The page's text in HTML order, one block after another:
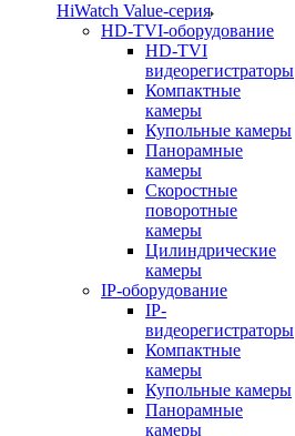
HiWatch Value-серия
HD-TVI-оборудование
HD-TVI
видеорегистраторы
Компактные
камеры
Купольные камеры
Панорамные
камеры
Скоростные
поворотные
камеры
Цилиндрические
камеры
IP-оборудование
IP-
видеорегистраторы
Компактные
камеры
Купольные камеры
Панорамные
камеры